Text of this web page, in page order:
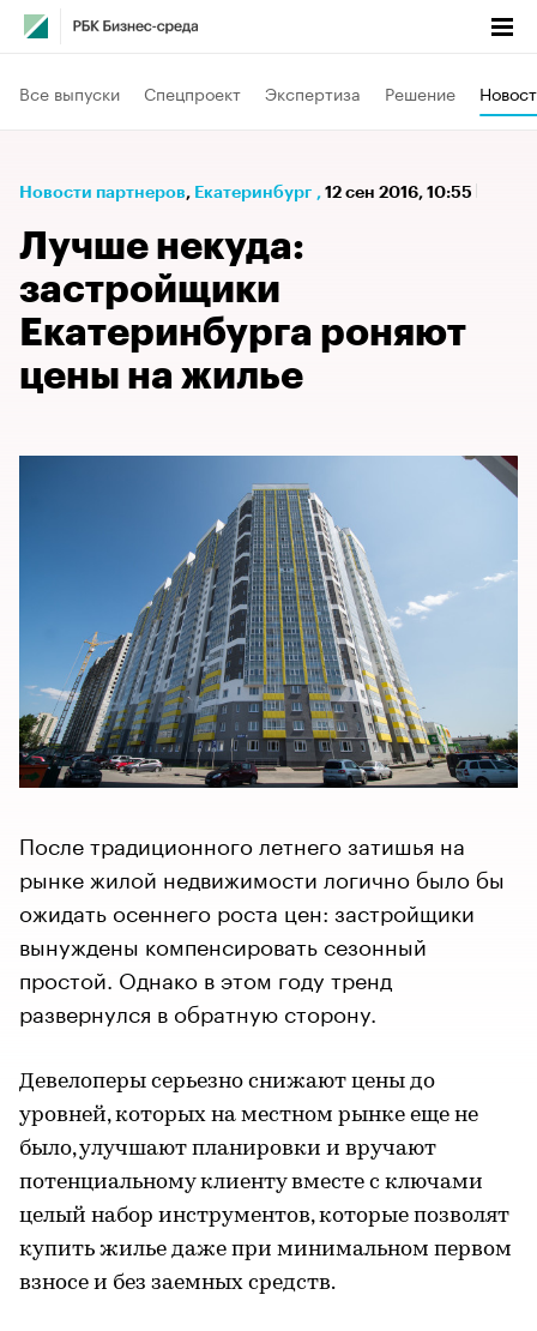
Все выпуски Спецпроект Экспертиза Решение
Новости партнеров⁠, Екатеринбург , 12 сен 2016, 10:55
Лучше некуда:
застройщики
Екатеринбурга роняют
цены на жилье
После традиционного летнего затишья на
рынке жилой недвижимости логично было бы
ожидать осеннего роста цен: застройщики
вынуждены компенсировать сезонный
простой. Однако в этом году тренд
развернулся в обратную сторону.
Девелоперы серьезно снижают цены до
уровней, которых на местном рынке еще не
было, улучшают планировки и вручают
потенциальному клиенту вместе с ключами
целый набор инструментов, которые позволят
купить жилье даже при минимальном первом
взносе и без заемных средств.